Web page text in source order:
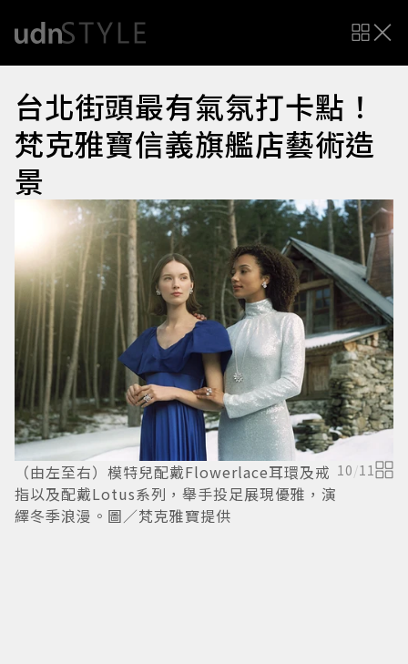
台北街頭最有氣氛打卡點！
梵克雅寶信義旗艦店藝術造
景
（由左至右）模特兒配戴Flowerlace耳環及戒
指以及配戴Lotus系列，舉手投足展現優雅，演
繹冬季浪漫。圖／梵克雅寶提供
10 /11